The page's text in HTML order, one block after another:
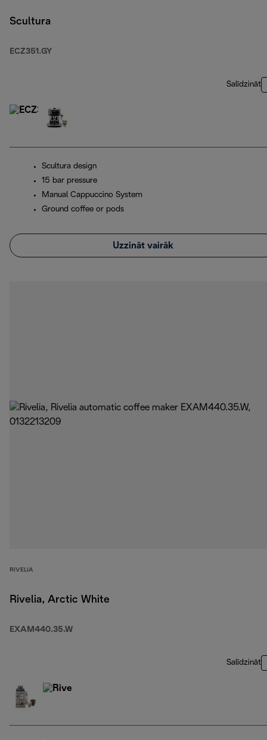
Scultura
ECZ351.GY
Salīdzināt
Scultura design
15 bar pressure
Manual Cappuccino System
Ground coffee or pods
Uzzināt vairāk
RIVELIA
Rivelia, Arctic White
EXAM440.35.W
Salīdzināt